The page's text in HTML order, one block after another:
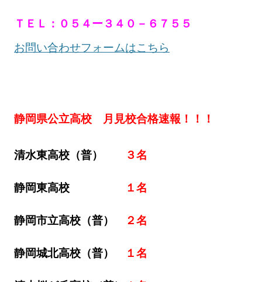
ＴＥＬ：０５４ー３４０－６７５５
お問い合わせフォームはこちら
静岡県公立高校 月見校合格速報！！！
清水東高校（普） ３名
静岡東高校 １名
静岡市立高校（普） ２名
静岡城北高校（普） １名